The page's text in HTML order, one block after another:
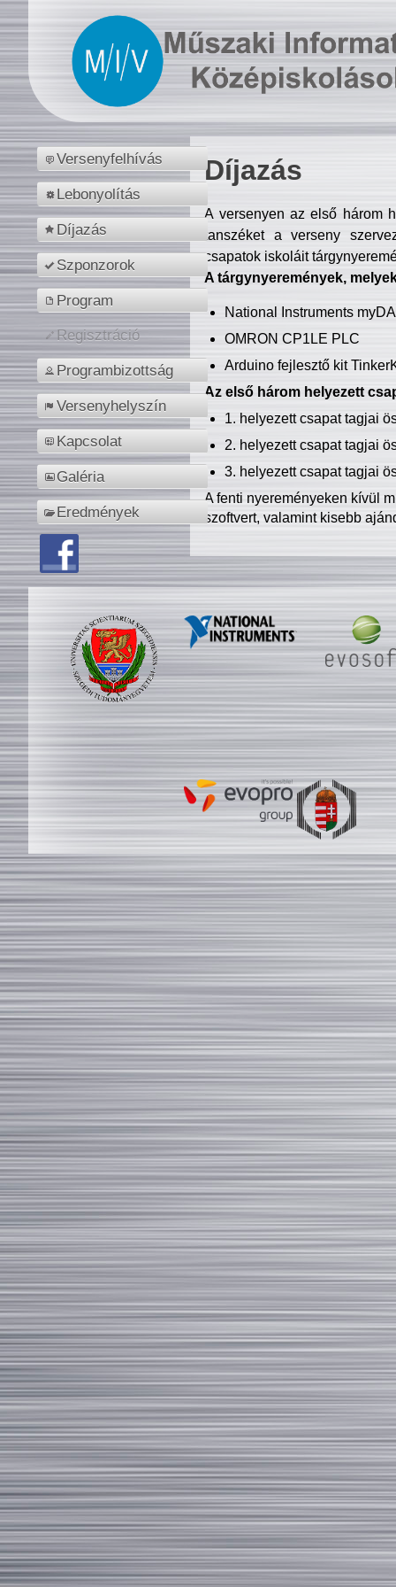
Versenyfelhívás
Lebonyolítás
Díjazás
Szponzorok
Program
Regisztráció
Programbizottság
Versenyhelyszín
Kapcsolat
Galéria
Eredmények
Díjazás
A versenyen az első három
tanszéket a verseny
csapatok iskoláit
A tárgynyeremények,
National Instruments
OMRON CP1LE PLC
Arduino fejlesztő kit
Az első három helyezett
1. helyezett csapat tagjai
2. helyezett csapat tagjai
3. helyezett csapat tagjai
A fenti nyereményeken kívül
szoftvert, valamint kisebb